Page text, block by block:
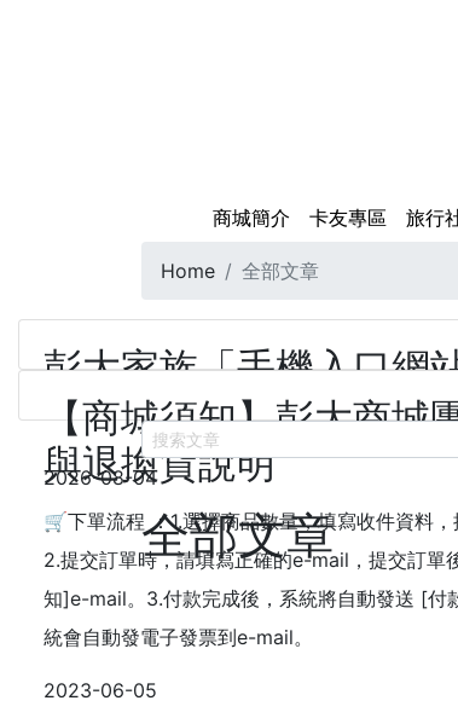
商城簡介 卡友專區 旅行
Home 全部文章
彭大家族「手機入口網
2026-08-04
【商城須知】彭大商城
與退換貨說明
🛒下單流程 ：1.選擇商品數量，填寫收件資料，
2.提交訂單時，請填寫正確的e-mail，提交訂單
知]e-mail。3.付款完成後，系統將自動發送 [付
統會自動發電子發票到e-mail。
2023-06-05
搜索文章
全部文章